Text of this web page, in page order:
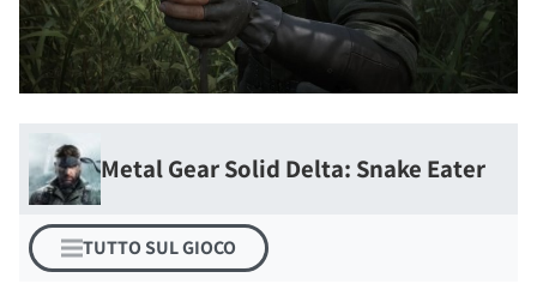
Metal Gear Solid Delta: Snake Eater
TUTTO SUL GIOCO